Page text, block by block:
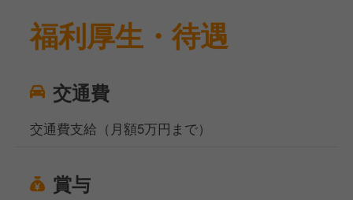
福利厚生・待遇
交通費
交通費支給（月額5万円まで）
賞与